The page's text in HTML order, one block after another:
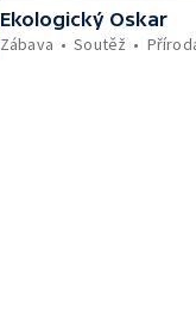
Ekologický Oskar
Zábava
Soutěž